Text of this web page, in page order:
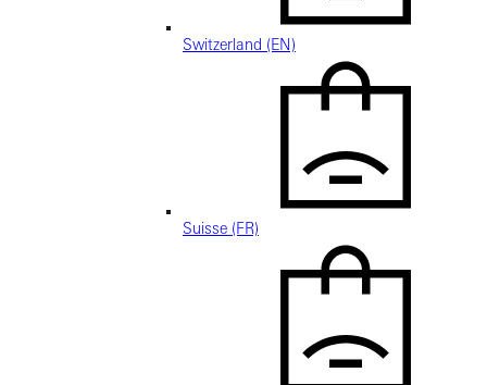
Switzerland (EN)
Suisse (FR)